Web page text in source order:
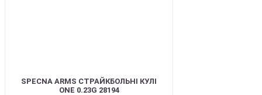
SPECNA ARMS СТРАЙКБОЛЬНІ КУЛІ
ONE 0.23G 28194